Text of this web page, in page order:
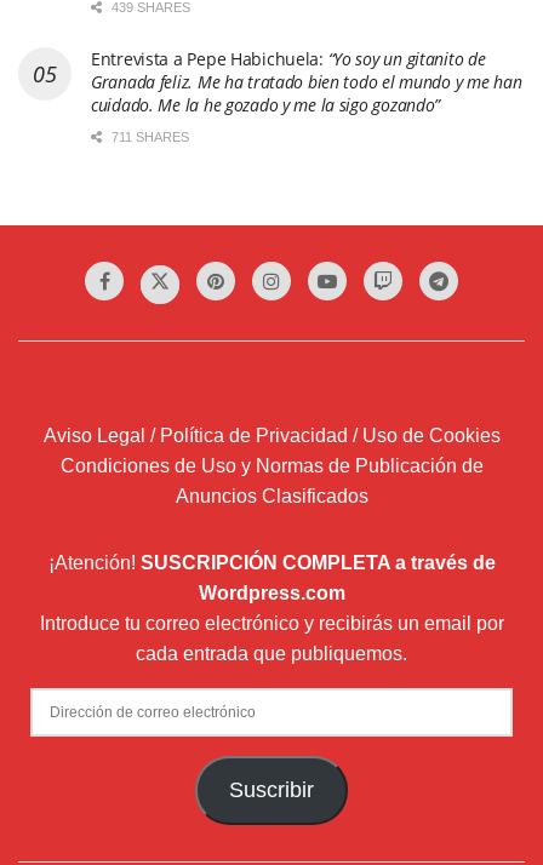
439 SHARES
Entrevista a Pepe Habichuela: “Yo soy un gitanito de
Granada feliz. Me ha tratado bien todo el mundo y me han
cuidado. Me la he gozado y me la sigo gozando”
711 SHARES
Aviso Legal / Política de Privacidad / Uso de Cookies
Condiciones de Uso y Normas de Publicación de
Anuncios Clasificados
¡Atención! SUSCRIPCIÓN COMPLETA a través de
Wordpress.com
Introduce tu correo electrónico y recibirás un email por
cada entrada que publiquemos.
Dirección
de
Suscribir